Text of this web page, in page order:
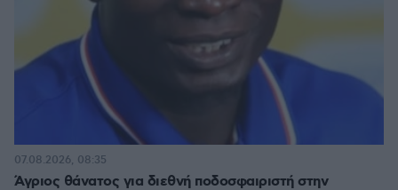
Άγριος θάνατος για διεθνή ποδοσφαιριστή στην
07.08.2026, 08:35